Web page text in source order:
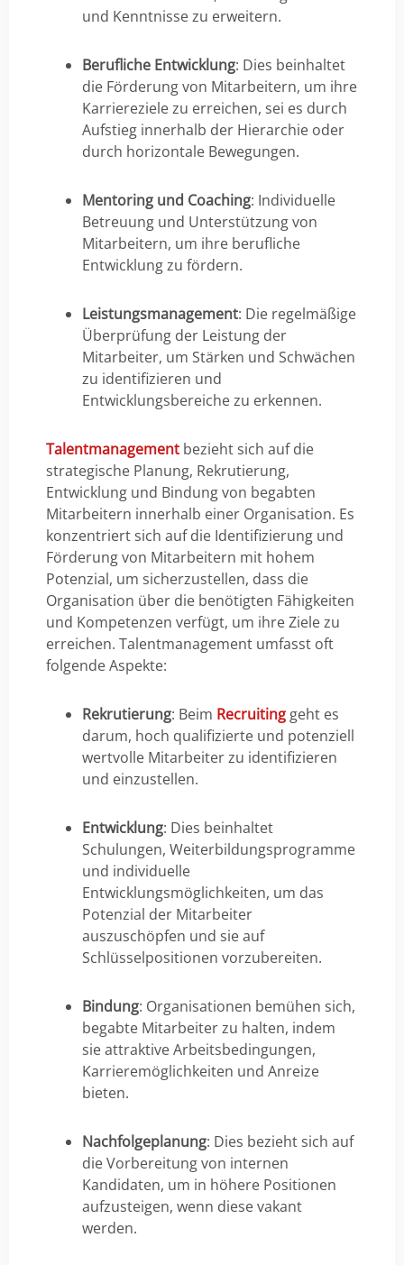
und Kenntnisse zu erweitern.
Berufliche Entwicklung: Dies beinhaltet
die Förderung von Mitarbeitern, um ihre
Karriereziele zu erreichen, sei es durch
Aufstieg innerhalb der Hierarchie oder
durch horizontale Bewegungen.
Mentoring und Coaching: Individuelle
Betreuung und Unterstützung von
Mitarbeitern, um ihre berufliche
Entwicklung zu fördern.
Leistungsmanagement: Die regelmäßige
Überprüfung der Leistung der
Mitarbeiter, um Stärken und Schwächen
zu identifizieren und
Entwicklungsbereiche zu erkennen.
Talentmanagement bezieht sich auf die
strategische Planung, Rekrutierung,
Entwicklung und Bindung von begabten
Mitarbeitern innerhalb einer Organisation. Es
konzentriert sich auf die Identifizierung und
Förderung von Mitarbeitern mit hohem
Potenzial, um sicherzustellen, dass die
Organisation über die benötigten Fähigkeiten
und Kompetenzen verfügt, um ihre Ziele zu
erreichen. Talentmanagement umfasst oft
folgende Aspekte:
Rekrutierung: Beim Recruiting geht es
darum, hoch qualifizierte und potenziell
wertvolle Mitarbeiter zu identifizieren
und einzustellen.
Entwicklung: Dies beinhaltet
Schulungen, Weiterbildungsprogramme
und individuelle
Entwicklungsmöglichkeiten, um das
Potenzial der Mitarbeiter
auszuschöpfen und sie auf
Schlüsselpositionen vorzubereiten.
Bindung: Organisationen bemühen sich,
begabte Mitarbeiter zu halten, indem
sie attraktive Arbeitsbedingungen,
Karrieremöglichkeiten und Anreize
bieten.
Nachfolgeplanung: Dies bezieht sich auf
die Vorbereitung von internen
Kandidaten, um in höhere Positionen
aufzusteigen, wenn diese vakant
werden.